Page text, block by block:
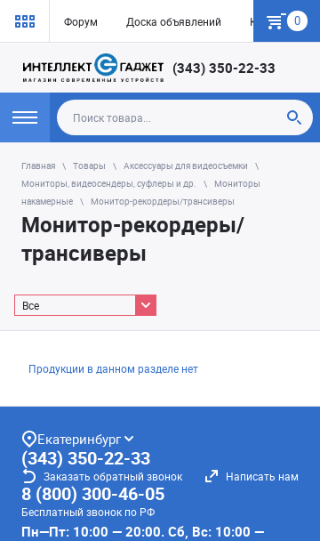
Форум Доска объявлений Как купить
0
(343) 350-22-33
Главная Товары
Аксессуары для видеосъемки
Мониторы, видеосендеры, суфлеры и др.
Мониторы
накамерные
Монитор-рекордеры/трансиверы
Монитор-рекордеры/
трансиверы
Все
Продукции в данном разделе нет
Екатеринбург
(343) 350-22-33
Заказать обратный звонок Написать нам
8 (800) 300-46-05
Бесплатный звонок по РФ
Пн—Пт: 10:00 — 20:00. Сб, Вс: 10:00 —